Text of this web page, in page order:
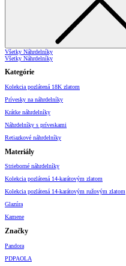
Všetky Náhrdelníky
Všetky Náhrdelníky
Kategórie
Kolekcia pozlátená 18K zlatom
Prívesky na náhrdelníky
Krátke náhrdelníky
Náhrdelníky s príveskami
Retiazkové náhrdelníky
Materiály
Strieborné náhrdelníky
Kolekcia pozlátená 14-karátovým zlatom
Kolekcia pozlátená 14-karátovým ružovým zlatom
Glazúra
Kamene
Značky
Pandora
PDPAOLA